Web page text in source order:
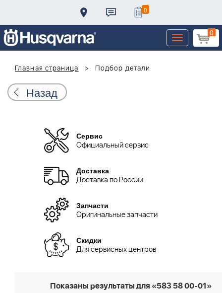
0
0
Toggle
navigation
Главная страница
Подбор детали
Назад
Сервис
Официальный сервис
Доставка
Доставка по России
Запчасти
Оригинальные запчасти
Скидки
Для сервисных центров
Показаны результаты для «583 58 00-01»